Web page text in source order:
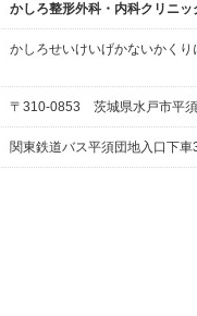
かしろ整形外科・内科クリニッ
かしろせいけいげかないかくり
〒310-0853 茨城県水戸市平
関東鉄道バス平須団地入口下